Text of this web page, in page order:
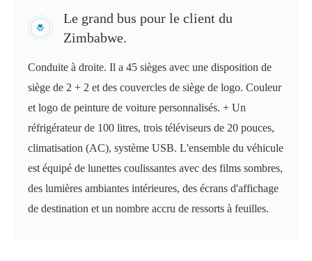
Le grand bus pour le client du
Zimbabwe.
Conduite à droite. Il a 45 sièges avec une disposition de
siège de 2 + 2 et des couvercles de siège de logo. Couleur
et logo de peinture de voiture personnalisés. + Un
réfrigérateur de 100 litres, trois téléviseurs de 20 pouces,
climatisation (AC), système USB. L'ensemble du véhicule
est équipé de lunettes coulissantes avec des films sombres,
des lumières ambiantes intérieures, des écrans d'affichage
de destination et un nombre accru de ressorts à feuilles.